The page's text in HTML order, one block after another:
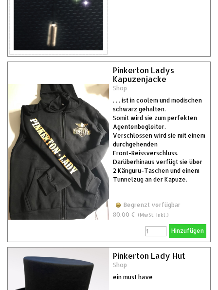
Pinkerton Ladys
Kapuzenjacke
Shop
. . . ist in coolem und modischen
schwarz gehalten.
Somit wird sie zum perfekten
Agentenbegleiter.
Verschlossen wird sie mit einem
durchgehenden
Front-Reissverschluss.
Darüberhinaus verfügt sie über
2 Känguru-Taschen und einem
Tunnelzug an der Kapuze.
Begrenzt verfügbar
80.00 € (MwSt. Inkl.)
Hinzufügen
Pinkerton Lady Hut
Shop
ein must have